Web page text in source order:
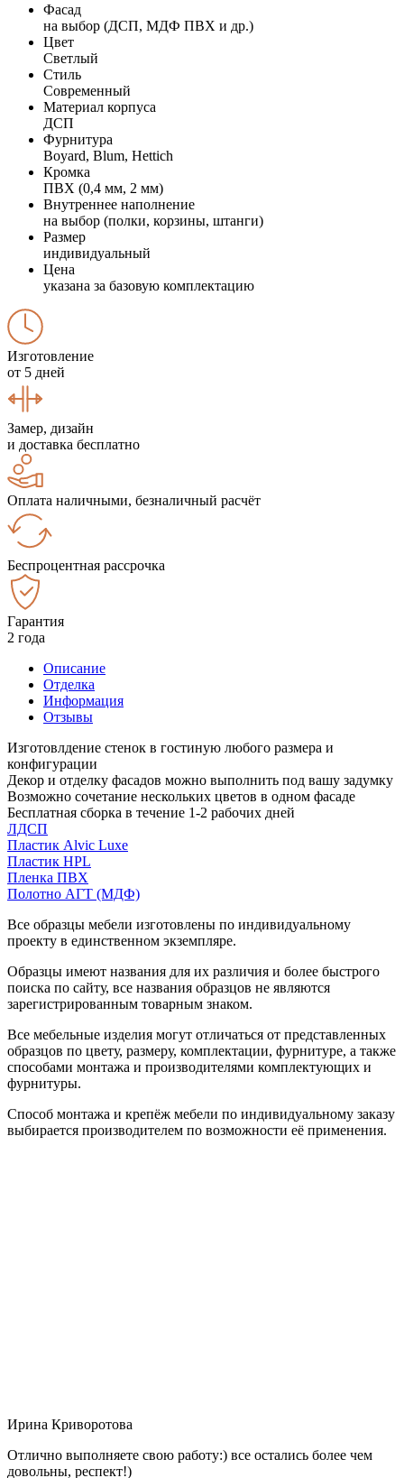
Фасад
на выбор (ДСП, МДФ ПВХ и др.)
Цвет
Светлый
Стиль
Современный
Материал корпуса
ДСП
Фурнитура
Boyard, Blum, Hettich
Кромка
ПВХ (0,4 мм, 2 мм)
Внутреннее наполнение
на выбор (полки, корзины, штанги)
Размер
индивидуальный
Цена
указана за базовую комплектацию
Изготовление
от 5 дней
Замер, дизайн
и доставка бесплатно
Оплата наличными, безналичный расчёт
Беспроцентная рассрочка
Гарантия
2 года
Описание
Отделка
Информация
Отзывы
Изготовлдение стенок в гостиную любого размера и
конфигурации
Декор и отделку фасадов можно выполнить под вашу задумку
Возможно сочетание нескольких цветов в одном фасаде
Бесплатная сборка в течение 1-2 рабочих дней
ЛДСП
Пластик Alvic Luxe
Пластик HPL
Пленка ПВХ
Полотно АГТ (МДФ)
Все образцы мебели изготовлены по индивидуальному
проекту в единственном экземпляре.
Образцы имеют названия для их различия и более быстрого
поиска по сайту, все названия образцов не являются
зарегистрированным товарным знаком.
Все мебельные изделия могут отличаться от представленных
образцов по цвету, размеру, комплектации, фурнитуре, а также
способами монтажа и производителями комплектующих и
фурнитуры.
Способ монтажа и крепёж мебели по индивидуальному заказу
выбирается производителем по возможности её применения.
Ирина Криворотова
Отлично выполняете свою работу:) все остались более чем
довольны, респект!)